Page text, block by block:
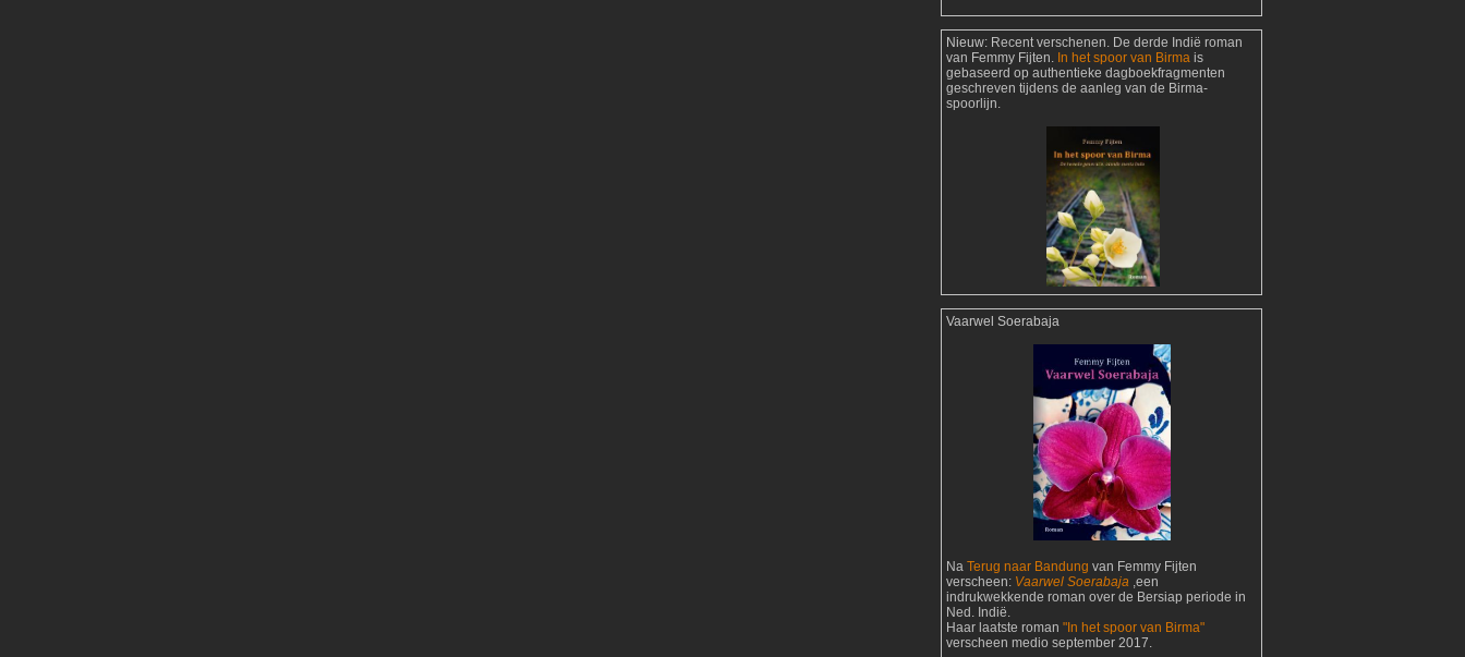
Nieuw: Recent verschenen. De derde Indië roman
van Femmy Fijten. In het spoor van Birma is
gebaseerd op authentieke dagboekfragmenten
geschreven tijdens de aanleg van de Birma-
spoorlijn.
Vaarwel Soerabaja
NaTerug naar Bandungvan Femmy Fijten
verscheen: Vaarwel Soerabaja ,een
indrukwekkende roman over de Bersiap periode in
Ned. Indië.
Haar laatste roman"In het spoor van Birma"
verscheen medio september 2017.